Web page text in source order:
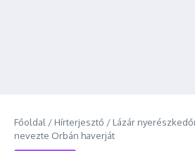
Főoldal / Hírterjesztő / Lázár
nevezte Orbán haverját